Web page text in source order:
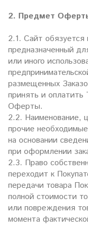
2. Предмет
2.1. Сайт обязуется
предназначенный
или иного
размещенных
принять и оплатить
Оферты.
2.2. Наименование,
прочие
на основании
при оформлении
2.3. Право
переходит к
передачи товара
полной стоимости
или повреждения
момента